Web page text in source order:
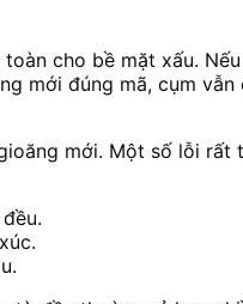
cho bề mặt xấu.
mới đúng mã, cụm
mới. Một số lỗi rất